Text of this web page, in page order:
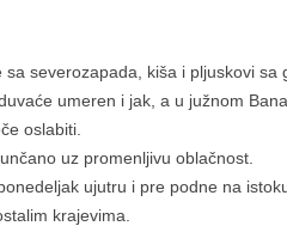
sa severozapada, kiša i pljuskovi sa
umeren i jak, a u južnom
oslabiti.
uz promenljivu oblačnost.
ujutru i pre podne na
krajevima.